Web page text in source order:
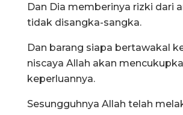
Dan Dia memberinya rizki dari
tidak disangka-sangka.
Dan barang siapa bertawakal
niscaya Allah akan
keperluannya.
Sesungguhnya Allah telah